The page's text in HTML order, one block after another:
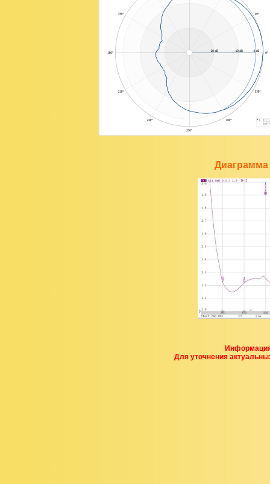
Диаграмма
Для уточнения